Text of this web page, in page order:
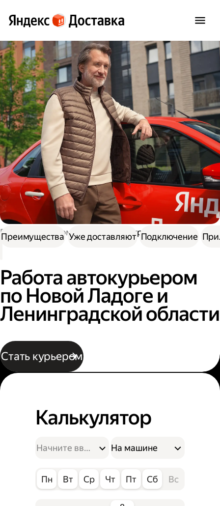
Работа курьером Водитель курьер
Работа автокурьером
по Новой Ладоге и
Ленинградской области
Стать курьером
Преимущества Уже доставляют Подключение
Калькулятор
На машине
Пн Вт Ср Чт Пт Сб Вс